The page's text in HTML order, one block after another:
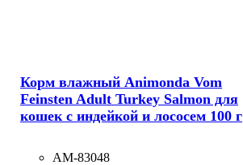
Корм влажный Animonda Vom
Feinsten Adult Turkey Salmon для
кошек с индейкой и лососем 100 г
AM-83048